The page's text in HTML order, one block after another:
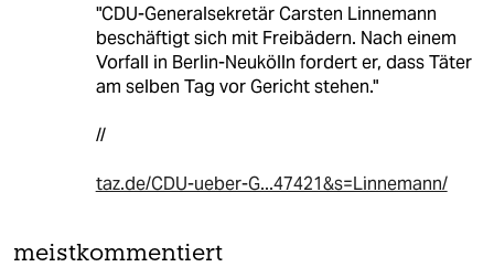
"CDU-Generalsekretär Carsten Linnemann
beschäftigt sich mit Freibädern. Nach einem
Vorfall in Berlin-Neukölln fordert er, dass Täter
am selben Tag vor Gericht stehen."
//
taz.de/CDU-ueber-G...47421&s=Linnemann/
meistkommentiert